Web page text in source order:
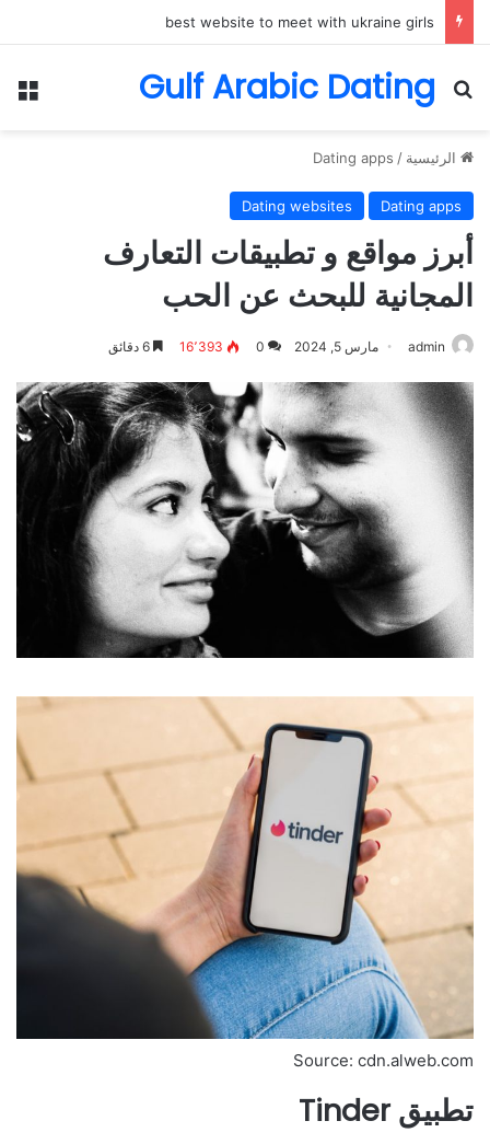
best website to meet with ukraine girls
Gulf Arabic Dating
بحث عن
الرئيسية /
Dating apps
Dating apps
Dating websites
أبرز مواقع و تطبيقات التعارف
المجانية للبحث عن الحب
admin مارس 5, 2024 0 16٬393
Source: cdn.alweb.com
تطبيق Tinder